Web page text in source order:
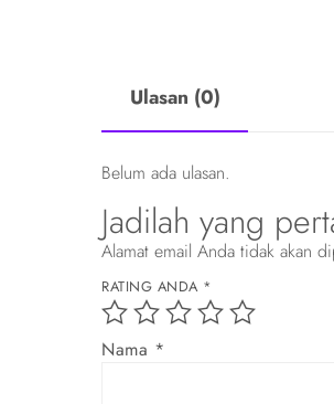
Ulasan (0)
Belum ada ulasan.
Jadilah yang
Alamat email Anda tidak akan
RATING ANDA *
Nama *